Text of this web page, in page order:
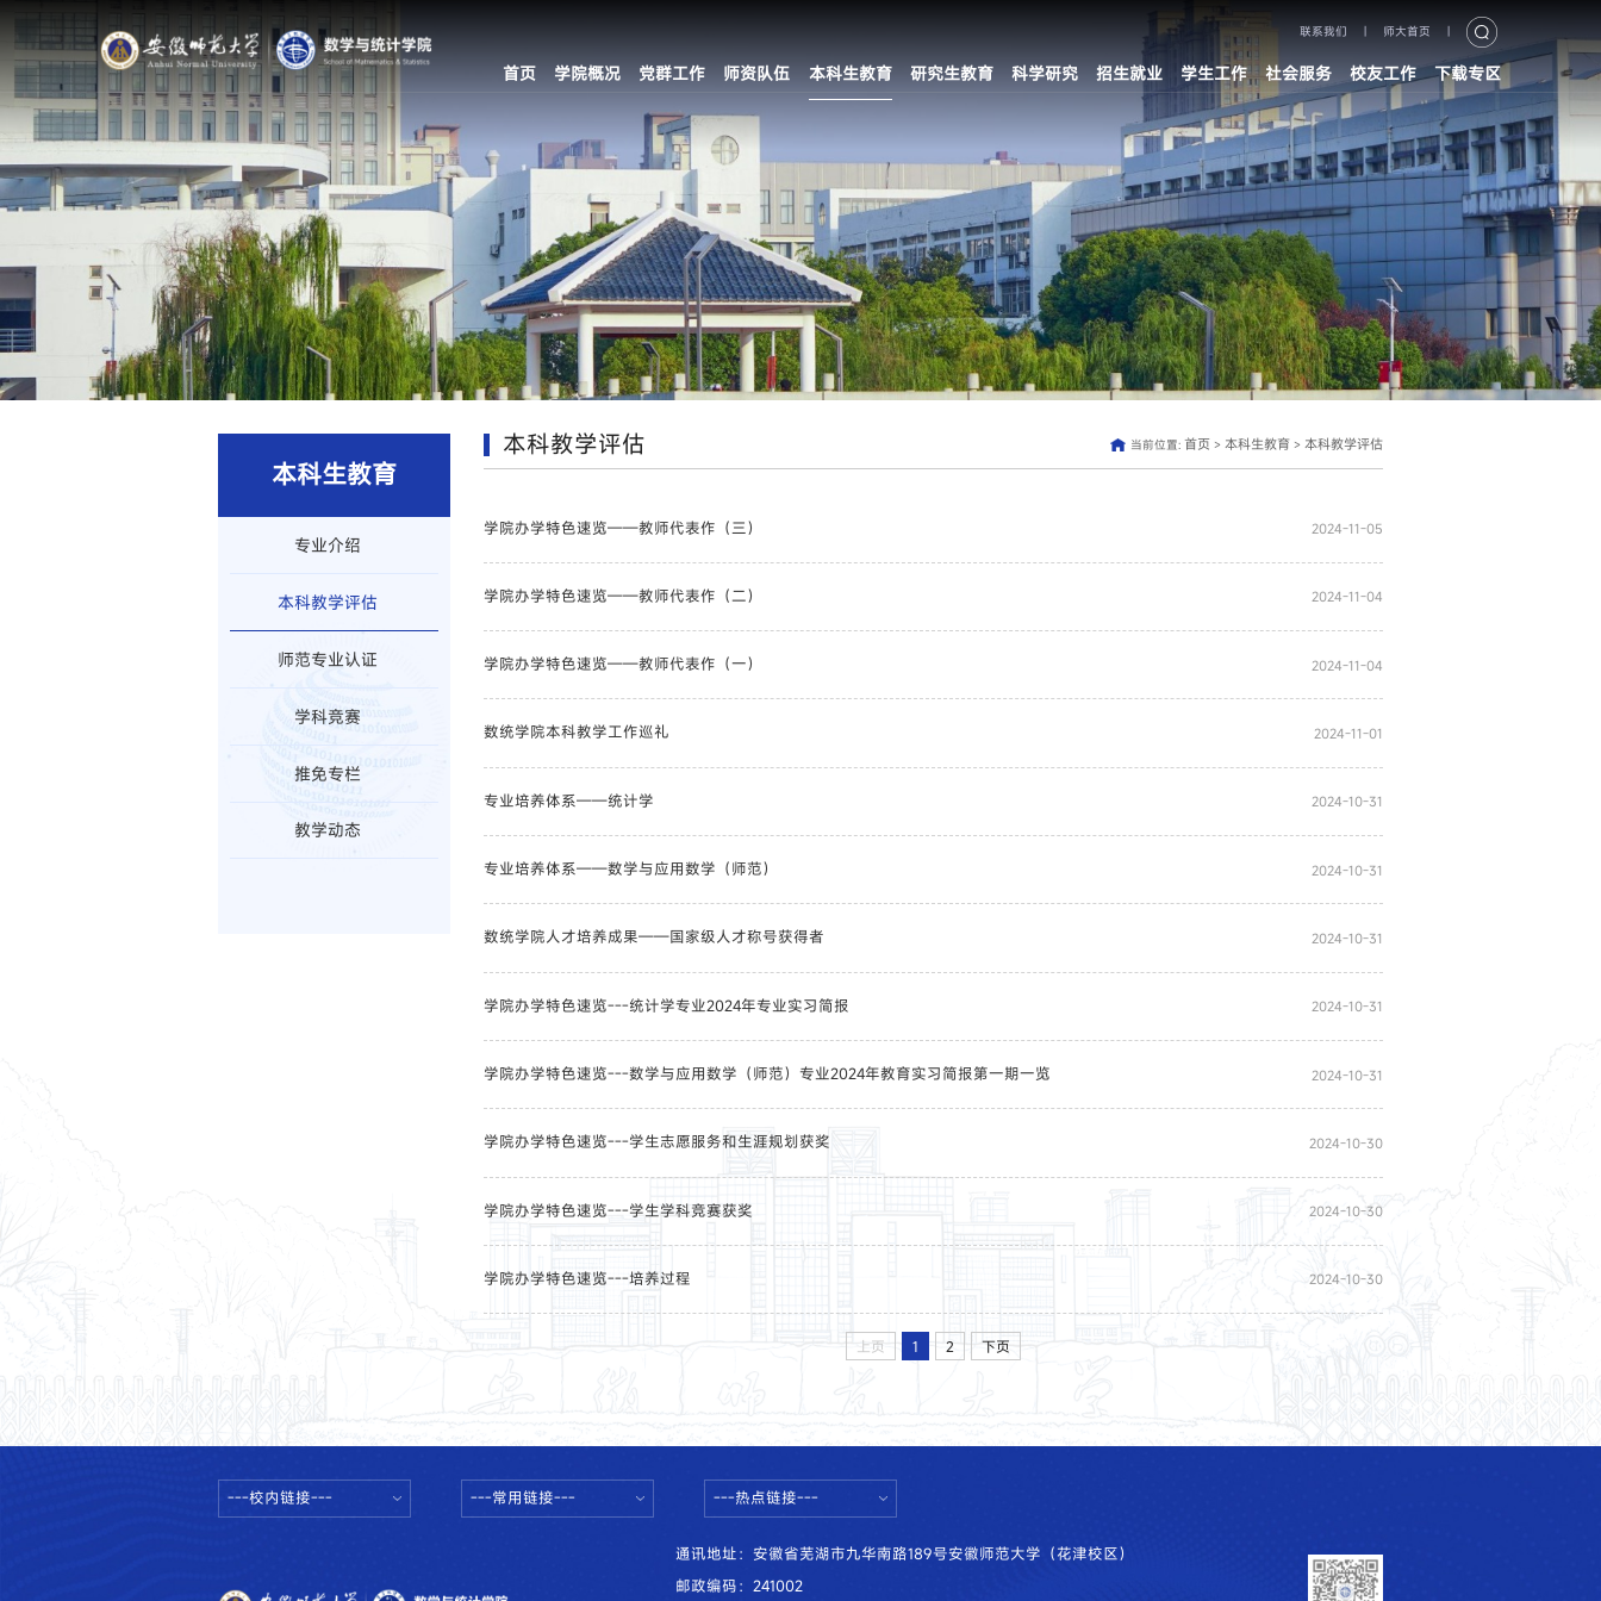
联系我们 师大首页
首页 学院概况 党群工作 师资队伍 本科生教育 研究生教育 科学研究 招生就业 学生工作 社会服务 校友工作 下载专区
本科生教育
专业介绍
本科教学评估
师范专业认证
学科竞赛
推免专栏
教学动态
本科教学评估 当前位置:首页 >本科生教育 >本科教学评估
学院办学特色速览——教师代表作（三） 2024-11-05
学院办学特色速览——教师代表作（二） 2024-11-04
学院办学特色速览——教师代表作（一） 2024-11-04
数统学院本科教学工作巡礼 2024-11-01
专业培养体系——统计学 2024-10-31
专业培养体系——数学与应用数学（师范） 2024-10-31
数统学院人才培养成果——国家级人才称号获得者 2024-10-31
学院办学特色速览---统计学专业2024年专业实习简报 2024-10-31
学院办学特色速览---数学与应用数学（师范）专业2024年教育实习简报第一期一览 2024-10-31
学院办学特色速览---学生志愿服务和生涯规划获奖 2024-10-30
学院办学特色速览---学生学科竞赛获奖 2024-10-30
学院办学特色速览---培养过程 2024-10-30
上页 1 2 下页
---校内链接--- ---常用链接--- ---热点链接---
通讯地址：安徽省芜湖市九华南路189号安徽师范大学（花津校区）
邮政编码：241002